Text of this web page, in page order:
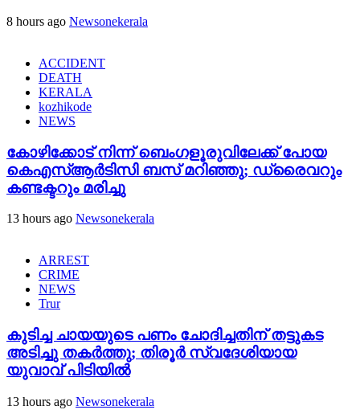
8 hours ago Newsonekerala
ACCIDENT
DEATH
KERALA
kozhikode
NEWS
കോഴിക്കോട് നിന്ന് ബെംഗളൂരുവിലേക്ക് പോയ
കെഎസ്ആർടിസി ബസ് മറിഞ്ഞു; ഡ്രൈവറും
കണ്ടക്ടറും മരിച്ചു
13 hours ago Newsonekerala
ARREST
CRIME
NEWS
Trur
കുടിച്ച ചായയുടെ പണം ചോദിച്ചതിന് തട്ടുകട
അടിച്ചു തകർത്തു; തിരൂർ സ്വദേശിയായ
യുവാവ് പിടിയിൽ
13 hours ago Newsonekerala